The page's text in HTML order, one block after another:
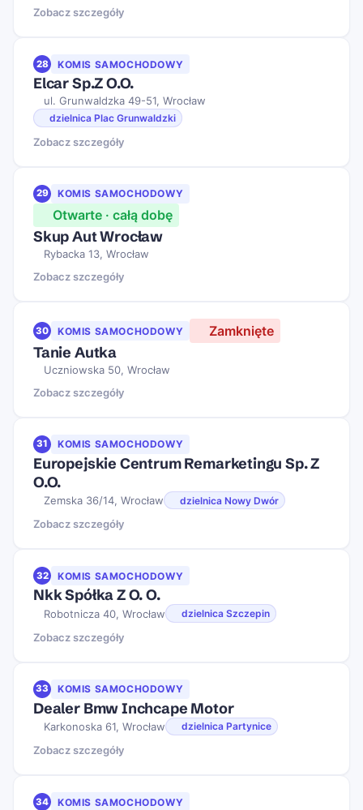
Zobacz szczegóły
28 KOMIS SAMOCHODOWY
Elcar Sp.Z O.O.
ul. Grunwaldzka 49-51, Wrocław
dzielnica Plac Grunwaldzki
Zobacz szczegóły
29 KOMIS SAMOCHODOWY
Otwarte · całą dobę
Skup Aut Wrocław
Rybacka 13, Wrocław
Zobacz szczegóły
30 KOMIS SAMOCHODOWY Zamknięte
Tanie Autka
Uczniowska 50, Wrocław
Zobacz szczegóły
31 KOMIS SAMOCHODOWY
Europejskie Centrum Remarketingu Sp. Z
O.O.
Zemska 36/14, Wrocław dzielnica Nowy Dwór
Zobacz szczegóły
32 KOMIS SAMOCHODOWY
Nkk Spółka Z O. O.
Robotnicza 40, Wrocław dzielnica Szczepin
Zobacz szczegóły
33 KOMIS SAMOCHODOWY
Dealer Bmw Inchcape Motor
Karkonoska 61, Wrocław dzielnica Partynice
Zobacz szczegóły
34 KOMIS SAMOCHODOWY